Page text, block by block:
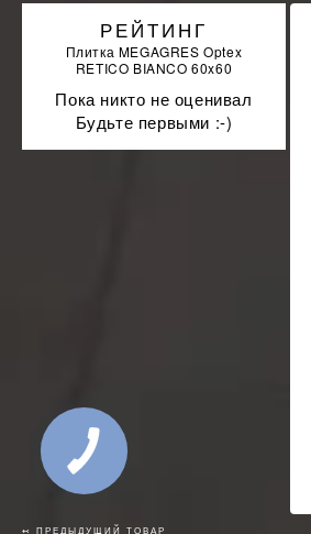
РЕЙТИНГ
Плитка MEGAGRES Optex
RETICO BIANCO 60x60
Пока никто не оценивал
Будьте первыми :-)
↢ ПРЕДЫДУЩИЙ ТОВАР